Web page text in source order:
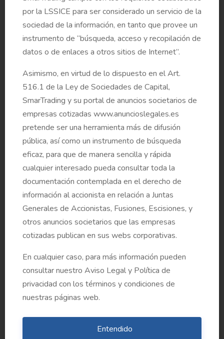
por la LSSICE para ser considerado un servicio de la
sociedad de la información, en tanto que provee un
instrumento de “búsqueda, acceso y recopilación de
datos o de enlaces a otros sitios de Internet”.
Asimismo, en virtud de lo dispuesto en el Art.
516.1 de la Ley de Sociedades de Capital,
SmarTrading y su portal de anuncios societarios de
empresas cotizadas www.anuncioslegales.es
pretende ser una herramienta más de difusión
pública, así como un instrumento de búsqueda
eficaz, para que de manera sencilla y rápida
cualquier interesado pueda consultar toda la
documentación contemplada en el derecho de
información al accionista en relación a Juntas
Generales de Accionistas, Fusiones, Escisiones, y
otros anuncios societarios que las empresas
cotizadas publican en sus webs corporativas.
En cualquier caso, para más información pueden
consultar nuestro Aviso Legal y Política de
privacidad con los términos y condiciones de
nuestras páginas web.
Entendido
Informe Anual de Gobierno Corporativo 2021
Informe Financiero Anual
Estado de información no Financiera
Informe Anual de la Comisión de Auditoría
Informe Anual de la Comisión de Nombramientos y
Retribuciones
Informe sobre la independencia del Auditor de
Cuentas
Junta, representación y voto mediante medios de
comunicación a distancia